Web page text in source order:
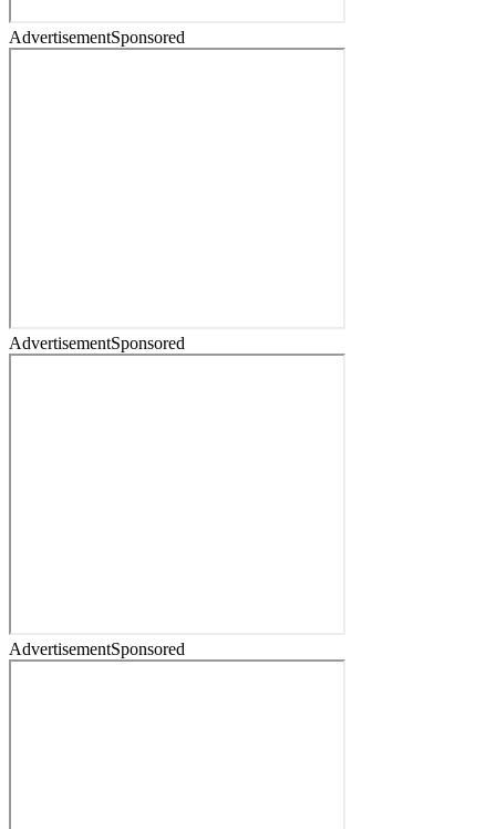
AdvertisementSponsored
AdvertisementSponsored
AdvertisementSponsored